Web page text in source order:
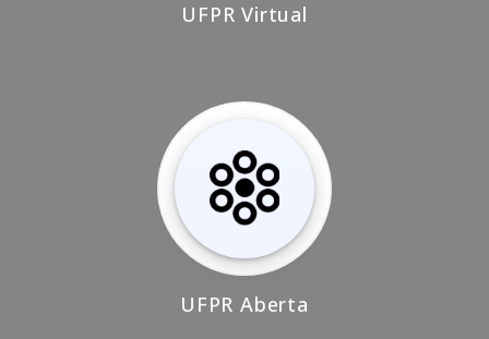
UFPR Virtual
UFPR Aberta